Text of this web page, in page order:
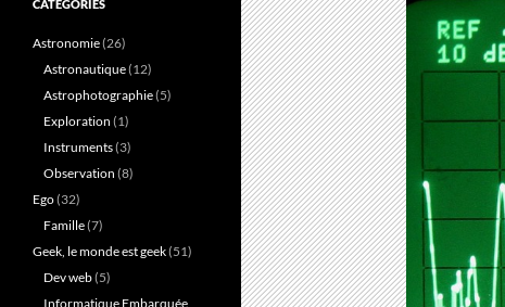
CATÉGORIES
Astronomie(26)
Astronautique(12)
Astrophotographie(5)
Exploration (1)
Instruments(3)
Observation (8)
Ego(32)
Famille(7)
Geek, le monde est geek(51)
Dev web(5)
Informatique Embarquée